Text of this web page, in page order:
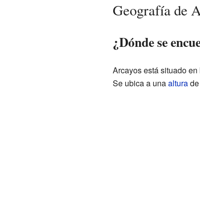
Geografía de
¿Dónde se
Arcayos está situado
Se ubica a unaalturade